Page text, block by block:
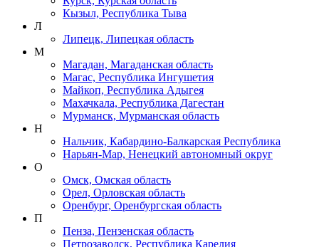
Кызыл, Республика Тыва
Л
Липецк, Липецкая область
М
Магадан, Магаданская область
Магас, Республика Ингушетия
Майкоп, Республика Адыгея
Махачкала, Республика Дагестан
Мурманск, Мурманская область
Н
Нальчик, Кабардино-Балкарская Республика
Нарьян-Мар, Ненецкий автономный округ
О
Омск, Омская область
Орел, Орловская область
Оренбург, Оренбургская область
П
Пенза, Пензенская область
Петрозаводск, Республика Карелия